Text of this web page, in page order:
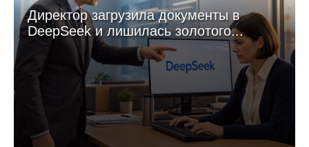
Директор загрузила документы в
DeepSeek и лишилась золотого...